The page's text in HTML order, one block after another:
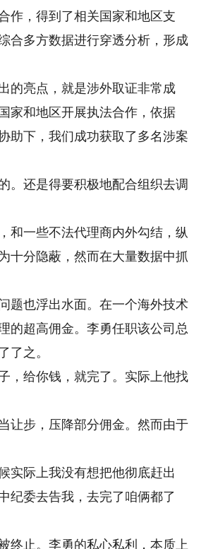
作，得到了相关国家和地区支
合多方数据进行穿透分析，形成
亮点，就是涉外取证非常成
家和地区开展执法合作，依据
助下，我们成功获取了多名涉案
还是得要积极地配合组织去调
一些不法代理商内外勾结，纵
十分隐蔽，然而在大量数据中抓
也浮出水面。在一个海外技术
的超高佣金。李勇任职该公司总
了之。
给你钱，就完了。实际上他找
步，压降部分佣金。然而由于
际上我没有想把他彻底赶出
纪委去告我，去完了咱俩都了
止。李勇的私心私利，本质上